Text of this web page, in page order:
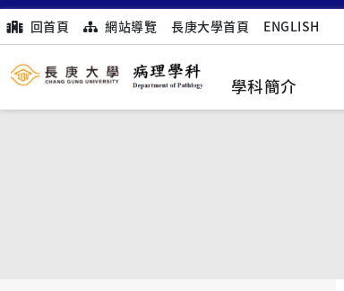
回首頁 網站導覽 長庚大學首頁 ENGLISH
學科簡介